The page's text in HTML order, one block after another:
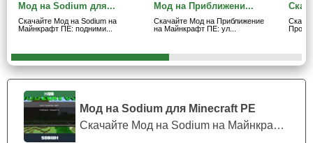
Мод на Sodium для Minecraft PE
Скачайте Мод на Sodium на Майнкрафт П...
Игрокам Minecraft PE при скачивании мода на
бессмертие стоит учесть, что весь пиксельный мир
интересен геймплей. А если Стивот неё избавится, то
ему может стать скучно. Из-за этого любимая игра
пользователя может остаться одна.
Мод на Sodium для...
Скачайте Мод на Sodium на
Майнкрафт ПЕ: подними...
Мод на Приближени...
Скачайте Мод на Приближение
на Майнкрафт ПЕ: ул...